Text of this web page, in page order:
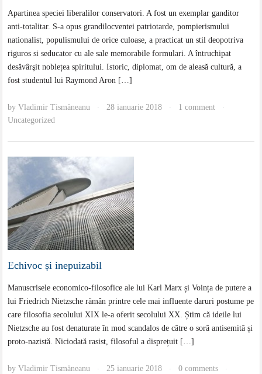
Apartinea speciei liberalilor conservatori. A fost un exemplar ganditor
anti-totalitar. S-a opus grandilocventei patriotarde, pompierismului
nationalist, populismului de orice culoase, a practicat un stil deopotriva
riguros si seducator cu ale sale memorabile formulari. A întruchipat
desăvârşit noblețea spiritului. Istoric, diplomat, om de aleasă cultură, a
fost studentul lui Raymond Aron […]
byVladimir Tismăneanu · 28 ianuarie 2018 · 1 comment ·
Uncategorized
Echivoc și inepuizabil
Manuscrisele economico-filosofice ale lui Karl Marx și Voința de putere a
lui Friedrich Nietzsche rămân printre cele mai influente daruri postume pe
care filosofia secolului XIX le-a oferit secolului XX. Știm că ideile lui
Nietzsche au fost denaturate în mod scandalos de către o soră antisemită și
proto-nazistă. Niciodată rasist, filosoful a disprețuit […]
byVladimir Tismăneanu · 25 ianuarie 2018 · 0 comments ·